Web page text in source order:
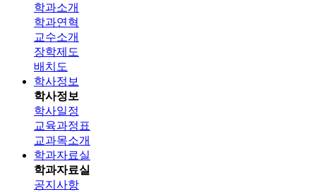
학과소개
학과연혁
교수소개
장학제도
배치도
학사정보
학사정보
학사일정
교육과정표
교과목소개
학과자료실
학과자료실
공지사항